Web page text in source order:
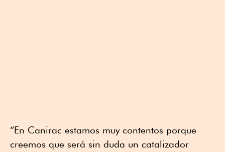
“En Canirac estamos muy contentos porque
creemos que será sin duda un catalizador